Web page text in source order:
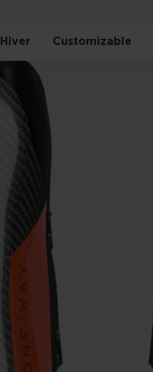
Hiver Customizable